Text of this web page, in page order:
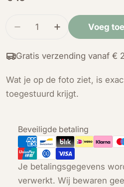
Hoeveelheid
Verminder deVerhoog de
Voeg
Gratis verzending vanaf €
Wat je op de foto ziet, is
toegestuurd krijgt.
Beveiligde betaling
Betaalmethoden
Je betalingsgegevens
verwerkt. Wij bewaren